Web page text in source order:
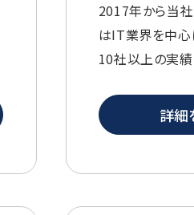
2017年から当
はIT業界を中
10社以上の実績
詳細